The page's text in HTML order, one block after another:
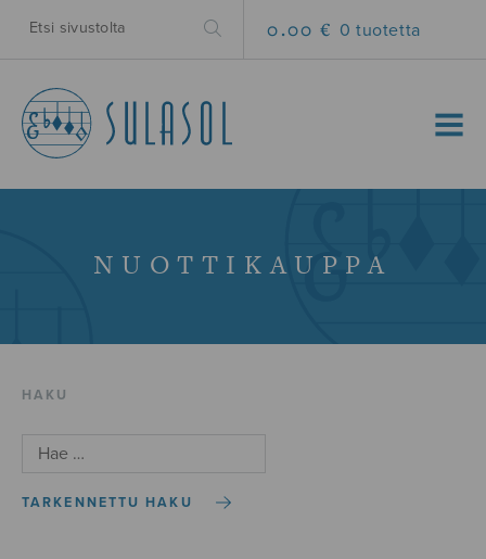
0.00 € 0 tuotetta
MENU
NUOTTIKAUPPA
HAKU
TARKENNETTU HAKU